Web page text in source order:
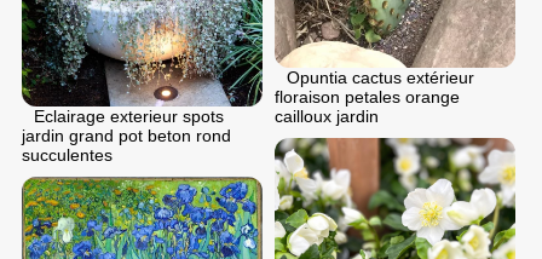
Opuntia cactus extérieur
floraison petales orange
cailloux jardin
Eclairage exterieur spots
jardin grand pot beton rond
succulentes